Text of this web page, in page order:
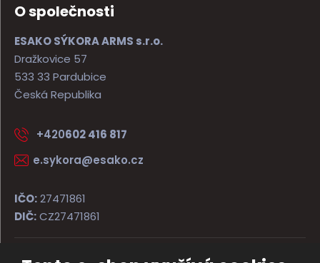
O společnosti
ESAKO SÝKORA ARMS s.r.o.
Dražkovice 57
533 33 Pardubice
Česká Republika
+420602 416 817
e.sykora@esako.cz
IČO:27471861
DIČ:CZ27471861